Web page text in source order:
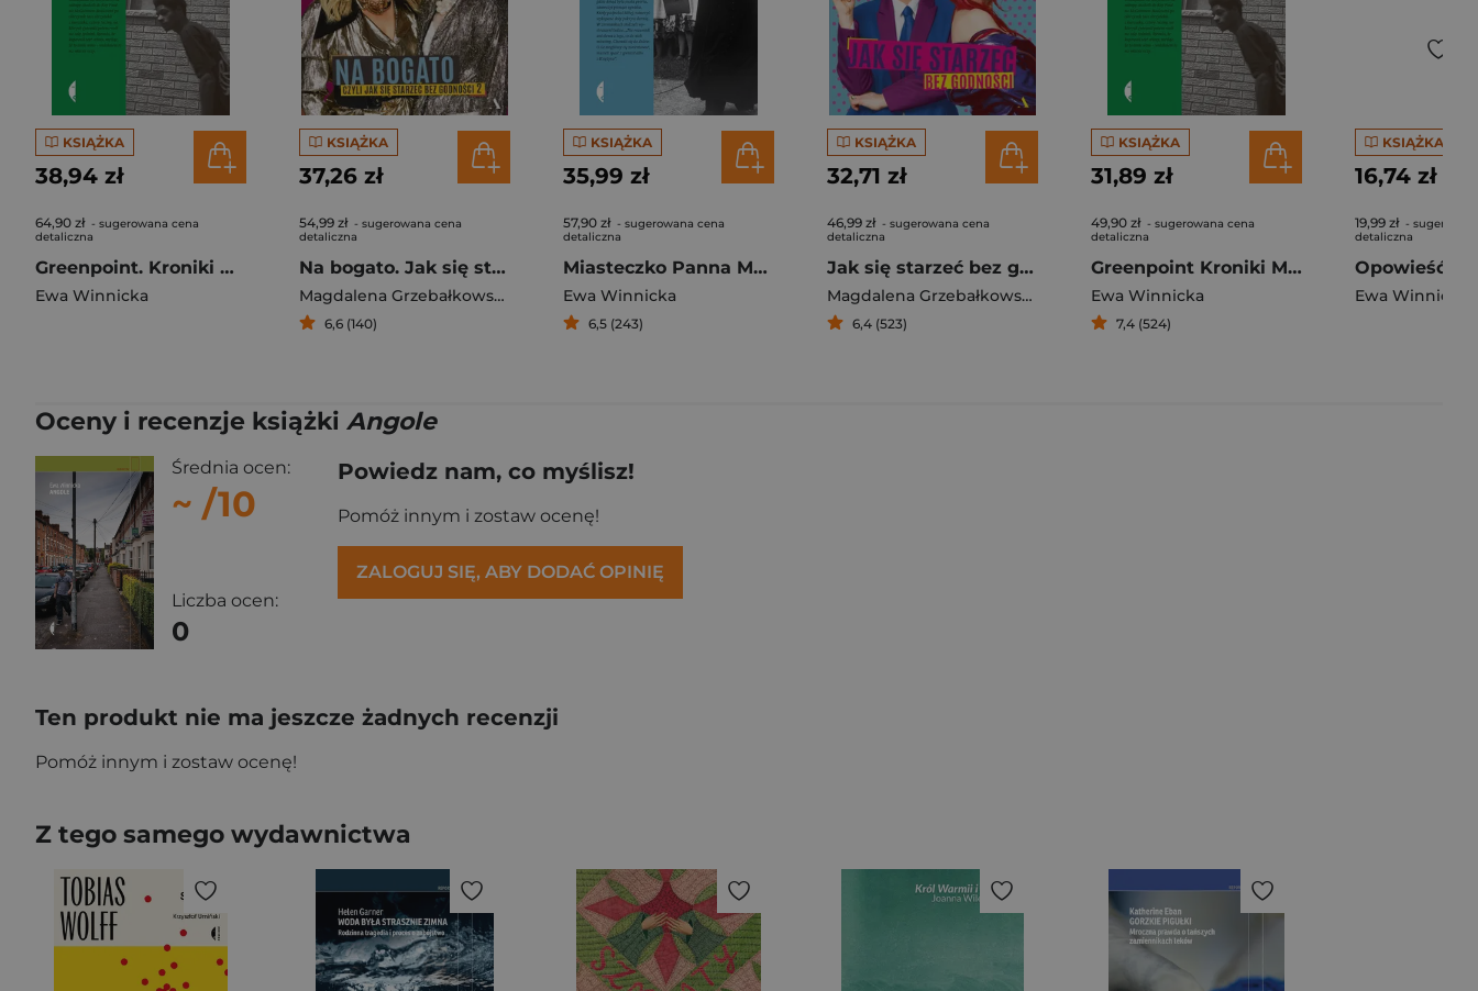
KSIĄŻKA
38,94 zł
64,90 zł - sugerowana cena
detaliczna
Greenpoint. Kroniki Małej Polski wyd. 2
Ewa Winnicka
KSIĄŻKA
37,26 zł
54,99 zł - sugerowana cena
detaliczna
Na bogato. Jak się starzeć bez godności 2
Magdalena Grzebałkowska Ewa Winnicka
6,6 (140)
KSIĄŻKA
35,99 zł
57,90 zł - sugerowana cena
detaliczna
Miasteczko Panna Maria. Ślązacy na Dzikim Zachodzie
Ewa Winnicka
6,5 (243)
KSIĄŻKA
32,71 zł
46,99 zł - sugerowana cena
detaliczna
Jak się starzeć bez godności
Magdalena Grzebałkowska Ewa Winnicka
6,4 (523)
KSIĄŻKA
31,89 zł
49,90 zł - sugerowana cena
detaliczna
Greenpoint Kroniki Małej Polski
Ewa Winnicka
7,4 (524)
KSIĄŻKA
16,74 zł
19,99 zł -
detaliczna
Ewa Winnicka
Oceny i recenzje książki Angole
Średnia ocen:
~ /10
Liczba ocen:
0
Powiedz nam, co myślisz!
Pomóż innym i zostaw ocenę!
ZALOGUJ SIĘ, ABY DODAĆ OPINIĘ
Ten produkt nie ma jeszcze żadnych recenzji
Pomóż innym i zostaw ocenę!
Z tego samego wydawnictwa